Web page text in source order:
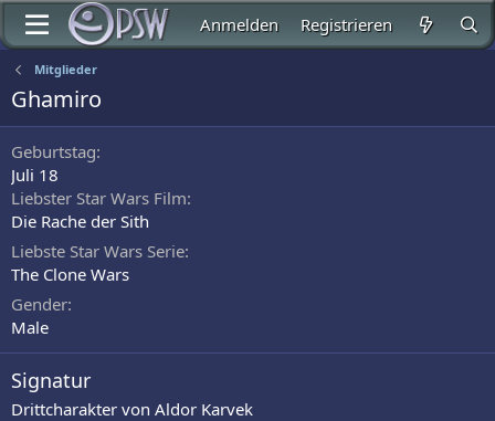
Anmelden Registrieren
Mitglieder
Ghamiro
Geburtstag
Juli 18
Liebster Star Wars Film
Die Rache der Sith
Liebste Star Wars Serie
The Clone Wars
Gender
Male
Signatur
Drittcharakter von Aldor Karvek